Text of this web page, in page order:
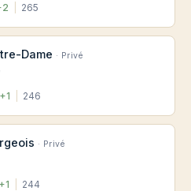
265
Dame · Privé
+1 246
· Privé
+1 244